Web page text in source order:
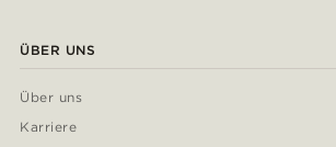
ÜBER UNS
Über uns
Karriere